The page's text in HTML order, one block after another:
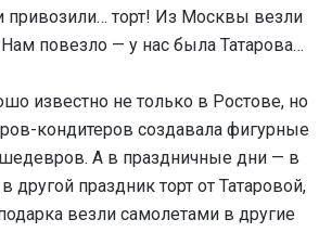
привозили… торт! Из Москвы везли
повезло — у нас была Татарова…
известно не только в Ростове, но
кондитеров создавала фигурные
шедевров. А в праздничные дни — в
праздник торт от Татаровой,
везли самолетами в другие